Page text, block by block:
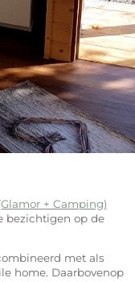
+ Camping)
bezichtigen op de
met als
home. Daarbovenop